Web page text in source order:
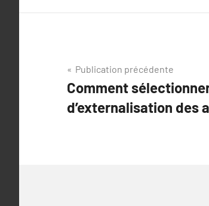
Navigation
de
l’article
Publication précédente
Comment
d’externalisation des